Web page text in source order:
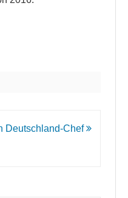
Deutschland-Chef